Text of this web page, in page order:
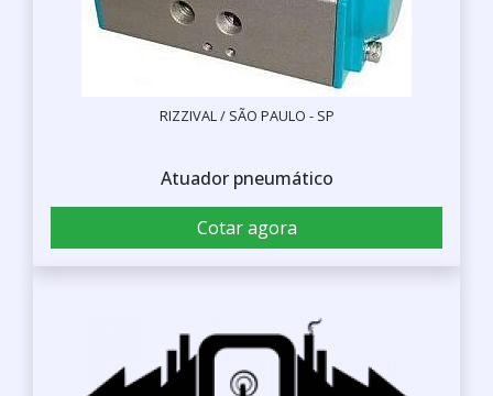
RIZZIVAL / SÃO PAULO - SP
Atuador pneumático
Cotar agora